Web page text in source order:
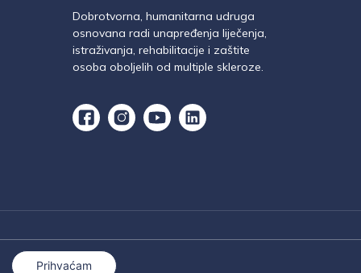
Dobrotvorna, humanitarna udruga
osnovana radi unapređenja liječenja,
istraživanja, rehabilitacije i zaštite
osoba oboljelih od multiple skleroze.
Prihvaćam